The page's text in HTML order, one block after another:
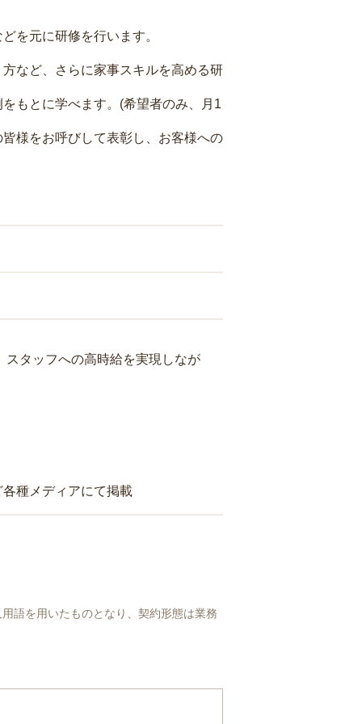
を元に研修を行います。
など、さらに家事スキルを高める研
もとに学べます。(希望者のみ、月1
様をお呼びして表彰し、お客様への
タッフへの高時給を実現しなが
種メディアにて掲載
語を用いたものとなり、契約形態は業務